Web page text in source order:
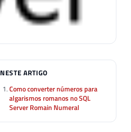
NESTE ARTIGO
Como converter números para
algarismos romanos no SQL
Server Romain Numeral